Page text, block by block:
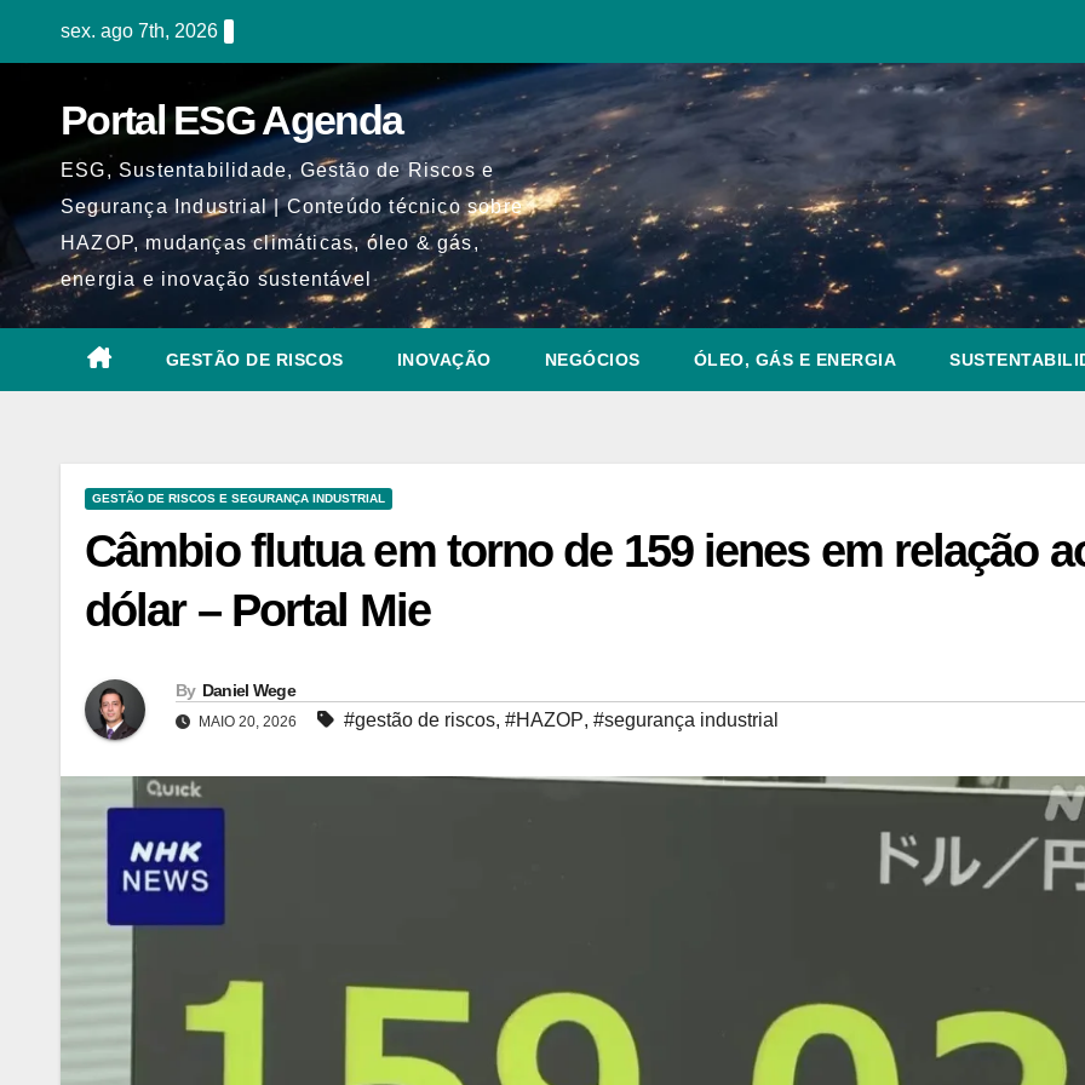
sex. ago 7th, 2026
Portal ESG Agenda
ESG, Sustentabilidade, Gestão de Riscos e
Segurança Industrial | Conteúdo técnico sobre
HAZOP, mudanças climáticas, óleo & gás,
energia e inovação sustentável
GESTÃO DE RISCOS INOVAÇÃO NEGÓCIOS ÓLEO, GÁS E ENERGIA
GESTÃO DE RISCOS E SEGURANÇA INDUSTRIAL
Câmbio flutua em torno de 159 ienes em relação
dólar – Portal Mie
By Daniel Wege
MAIO 20, 2026 #gestão de riscos, #HAZOP, #segurança industrial